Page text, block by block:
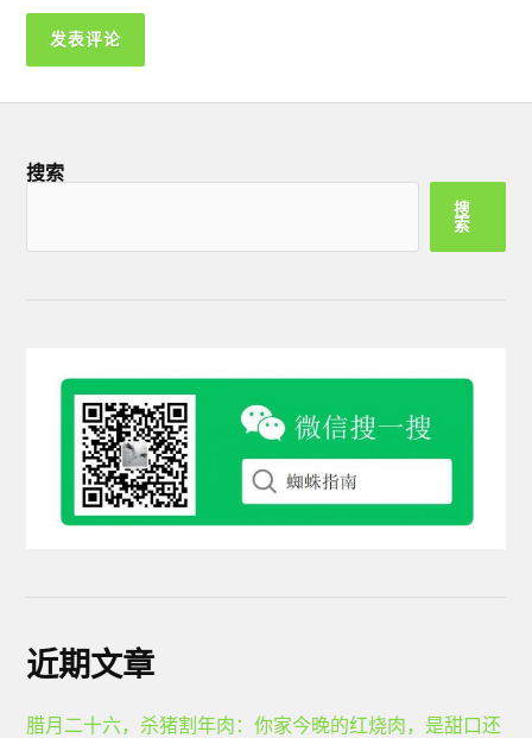
搜索
搜
索
近期文章
腊月二十六，杀猪割年肉：你家今晚的红烧肉，是甜口还